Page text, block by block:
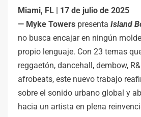
Miami, FL | 17 de julio de 2025
— Myke Towers presenta Island
no busca encajar en ningún
propio lenguaje. Con 23 temas
reggaetón, dancehall, dembow,
afrobeats, este nuevo trabajo
sobre el sonido urbano global y
hacia un artista en plena